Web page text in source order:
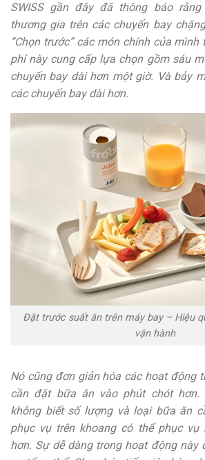
SWISS gần đây đã thông báo
thương gia trên các chuyến bay
“Chọn trước” các món chính của
phí này cung cấp lựa chọn gồm sáu
chuyến bay dài hơn một giờ. Và bảy
các chuyến bay dài hơn.
Đặt trước suất ăn trên máy bay – Hiệu
vận hành
Nó cũng đơn giản hóa các hoạt động
cần đặt bữa ăn vào phút chót hơn.
không biết số lượng và loại bữa ăn
phục vụ trên khoang có thể phục vụ
hơn. Sự dễ dàng trong hoạt động này